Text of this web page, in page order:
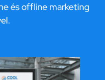
és offline marketing